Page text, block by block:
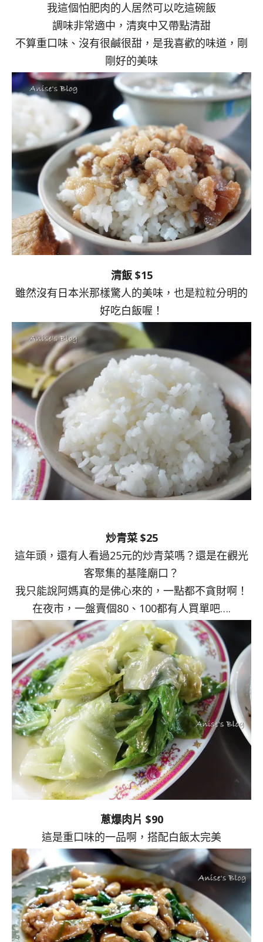
我這個怕肥肉的人居然可以吃這碗飯
調味非常適中，清爽中又帶點清甜
不算重口味、沒有很鹹很甜，是我喜歡的味道，剛
剛好的美味
清飯 $15
雖然沒有日本米那樣驚人的美味，也是粒粒分明的
好吃白飯喔！
炒青菜 $25
這年頭，還有人看過25元的炒青菜嗎？還是在觀光
客聚集的基隆廟口？
我只能說阿媽真的是佛心來的，一點都不貪財啊！
在夜市，一盤賣個80、100都有人買單吧….
蔥爆肉片 $90
這是重口味的一品啊，搭配白飯太完美